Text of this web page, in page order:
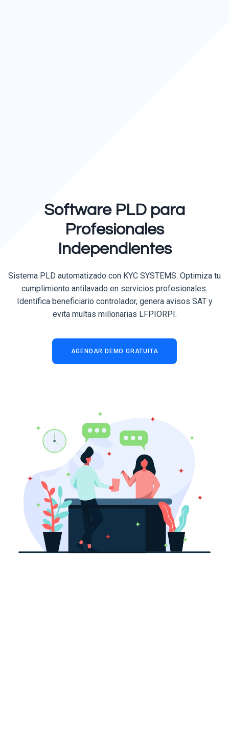
Software PLD para
Profesionales
Independientes
Sistema PLD automatizado con KYC SYSTEMS. Optimiza tu
cumplimiento antilavado en servicios profesionales.
Identifica beneficiario controlador, genera avisos SAT y
evita multas millonarias LFPIORPI.
AGENDAR DEMO GRATUITA